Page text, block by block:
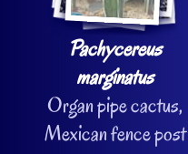
Pachycereus
marginatus
Organ pipe cactus,
Mexican fence post